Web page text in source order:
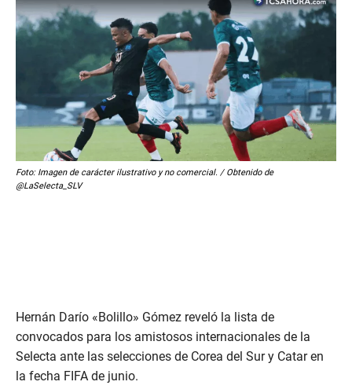
Foto: Imagen de carácter ilustrativo y no comercial. / Obtenido de
@LaSelecta_SLV
Hernán Darío «Bolillo» Gómez reveló la lista de
convocados para los amistosos internacionales de la
Selecta ante las selecciones de Corea del Sur y Catar en
la fecha FIFA de junio.